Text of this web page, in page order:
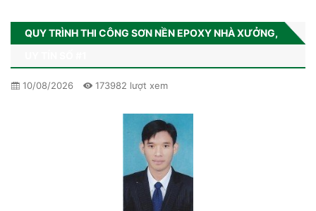
QUY TRÌNH THI CÔNG SƠN NỀN EPOXY NHÀ XƯỞNG,
10/08/2026 173982 lượt xem